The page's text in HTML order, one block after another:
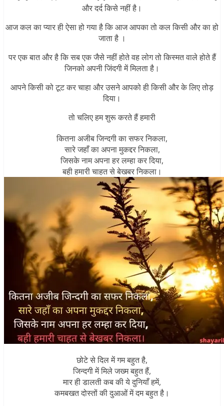
और दर्द किसे नहीं है।
आज कल का प्यार ही ऐसा हो गया है कि आज आपका तो कल किसी और का हो
जाता है ।
पर एक बात और है कि सब एक जैसे नहीं होते वह लोग तो किस्मत वाले होते हैं
जिनको अपनी जिंदगी मेंमिलता है।
आपने किसी को टूट कर चाहा और उसने आपको ही किसी और के लिए तोड़
दिया।
तो चलिए हम शुरू करते हैं हमारी
कितना अजीब जिन्दगी का सफर निकला,
सारे जहाँ का अपना मुकद्दर निकला,
जिसके नाम अपना हर लम्हा कर दिया,
बही हमारी चाहत से बेखबर निकला।
छोटे से दिल में गम बहुत है,
जिन्दगी में मिले जख्म बहुत हैं,
मार ही डालती कब की ये दुनियाँ हमें,
कमबखत दोस्तों की दुआओं में दम बहुत है।